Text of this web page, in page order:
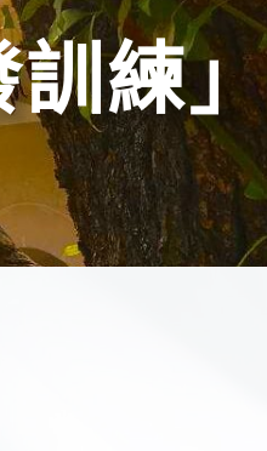
訓練」